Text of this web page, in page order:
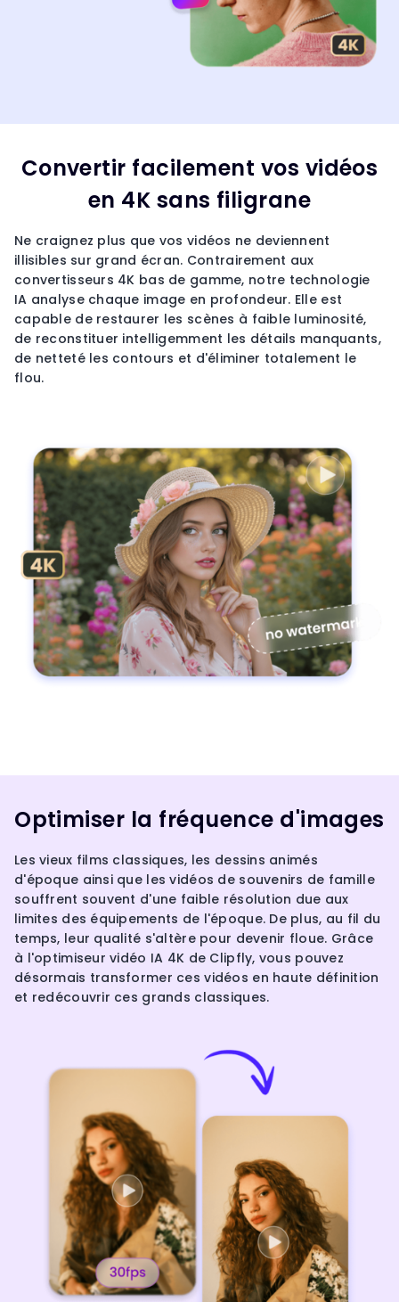
Convertir facilement vos vidéos
en 4K sans filigrane
Ne craignez plus que vos vidéos ne deviennent
illisibles sur grand écran. Contrairement aux
convertisseurs 4K bas de gamme, notre technologie
IA analyse chaque image en profondeur. Elle est
capable de restaurer les scènes à faible luminosité,
de reconstituer intelligemment les détails manquants,
de netteté les contours et d'éliminer totalement le
flou.
Optimiser la fréquence d'images
Les vieux films classiques, les dessins animés
d'époque ainsi que les vidéos de souvenirs de famille
souffrent souvent d'une faible résolution due aux
limites des équipements de l'époque. De plus, au fil du
temps, leur qualité s'altère pour devenir floue. Grâce
à l'optimiseur vidéo IA 4K de Clipfly, vous pouvez
désormais transformer ces vidéos en haute définition
et redécouvrir ces grands classiques.